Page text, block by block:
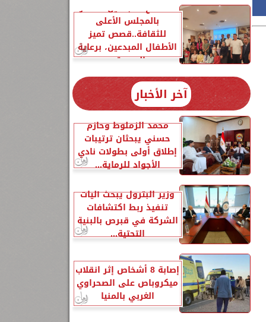
لقاء مع المبدعين الصغار
بالمجلس الأعلى
للثقافة..قصص تميز
الأطفال المبدعين، برعاية
السيدة...
آخر الأخبار
محمد الزملوط وحازم
حسني يبحثان ترتيبات
إطلاق أولى بطولات نادي
الأجواد للرماية...
وزير البترول يبحث آليات
تنفيذ ربط اكتشافات
الشركة في قبرص بالبنية
التحتية...
إصابة 8 أشخاص إثر انقلاب
ميكروباص على الصحراوي
الغربي بالمنيا